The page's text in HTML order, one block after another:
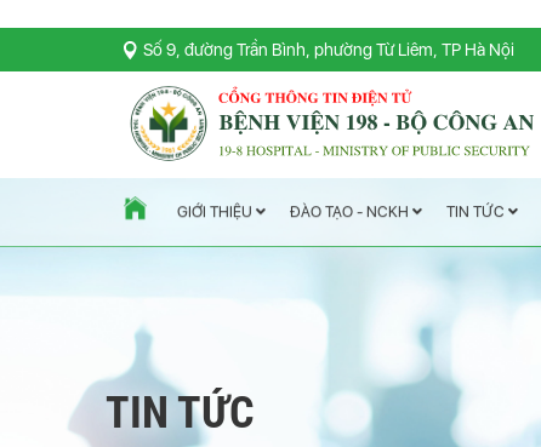
Số 9, đường Trần Bình, phường Từ Liêm, TP Hà Nội
GIỚI THIỆU ĐÀO TẠO - NCKH TIN TỨC
TIN TỨC